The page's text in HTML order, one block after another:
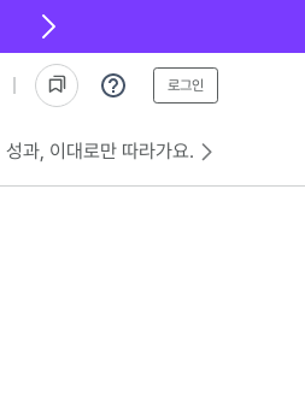
로그인
성과, 이대로만 따라가요.